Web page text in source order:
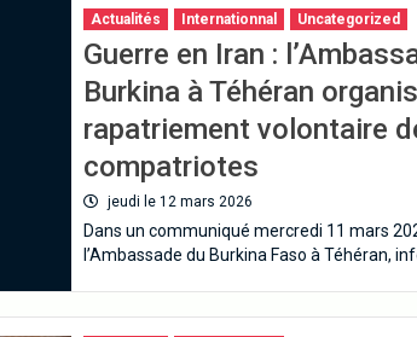
Actualités Internationnal Uncategorized
Guerre en Iran :
Burkina à Téhéran
rapatriement volontaire
compatriotes
jeudi le 12 mars 2026
Dans un communiqué mercredi 11 mars
l’Ambassade du Burkina Faso à Téhéran,